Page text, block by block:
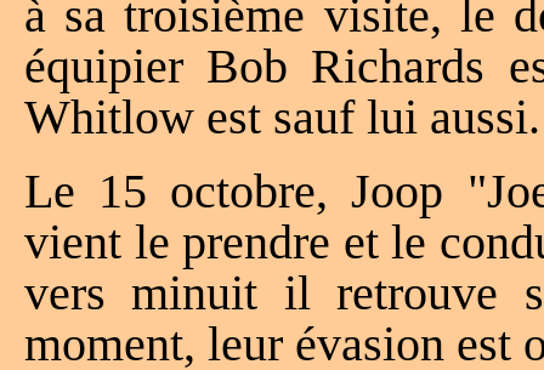
à sa troisième visite, le
équipier Bob Richards
Whitlow est sauf lui aussi.
Le 15 octobre, Joop
vient le prendre et le
vers minuit il retrouve
moment, leur évasion est